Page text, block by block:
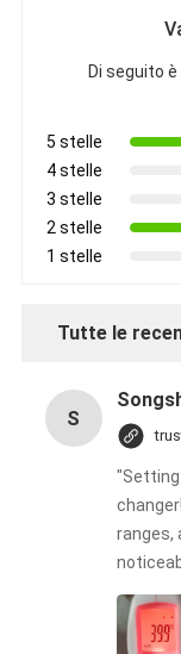
Di seguito
5 stelle
4 stelle
3 stelle
2 stelle
1 stelle
Tutte le
S
"Setting
ranges,